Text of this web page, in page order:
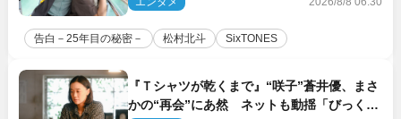
告白－25年目の秘密－ 松村北斗 SixTONES
『Ｔシャツが乾くまで』“咲子”蒼井優、まさ
かの“再会”にあ然 ネットも動揺「びっくり